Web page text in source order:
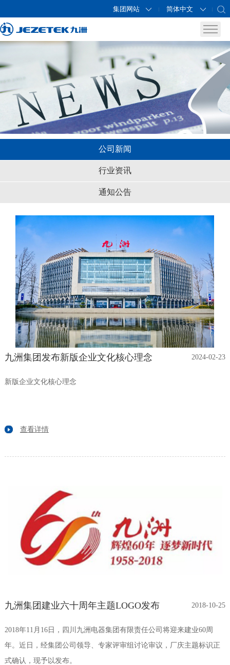
集团网站 简体中文
公司新闻
行业资讯
通知公告
九洲集团发布新版企业文化核心理念 2024-02-23
新版企业文化核心理念
查看详情
九洲集团建业六十周年主题LOGO发布 2018-10-25
2018年11月16日，四川九洲电器集团有限责任公司将迎来建业60周
年。近日，经集团公司领导、专家评审组讨论审议，厂庆主题标识正
式确认，现予以发布。